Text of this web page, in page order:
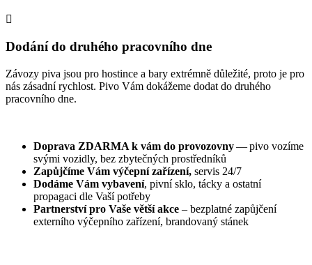

Dodání do druhého pracovního dne
Závozy piva jsou pro hostince a bary extrémně důležité, proto je pro
nás zásadní rychlost. Pivo Vám dokážeme dodat do druhého
pracovního dne.
Doprava ZDARMA k vám do provozovny— pivo vozíme
svými vozidly, bez zbytečných prostředníků
Zapůjčíme Vám výčepní zařízení, servis 24/7
Dodáme Vám vybavení, pivní sklo, tácky a ostatní
propagaci dle Vaší potřeby
Partnerství pro Vaše větší akce – bezplatné zapůjčení
externího výčepního zařízení, brandovaný stánek